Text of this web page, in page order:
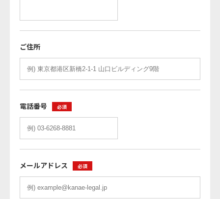
ご住所
電話番号 必須
メールアドレス 必須